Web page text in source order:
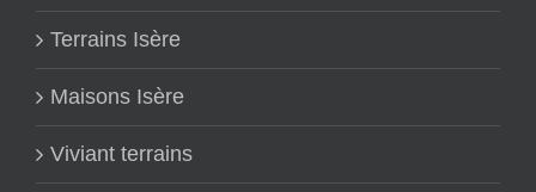
Terrains Isère
Maisons Isère
Viviant terrains